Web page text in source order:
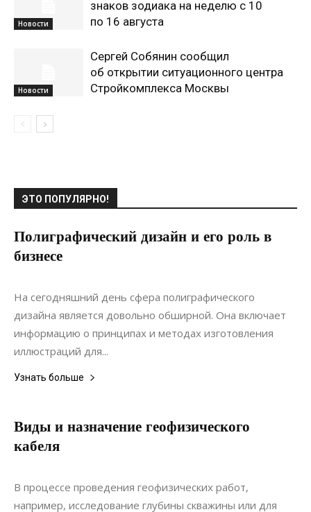
Новости
знаков зодиака на неделю с 10
по 16 августа
Новости
Сергей Собянин сообщил
об открытии ситуационного центра
Стройкомплекса Москвы
ЭТО ПОПУЛЯРНО!
Полиграфический дизайн и его роль в
бизнесе
18.07.2020
На сегодняшний день сфера полиграфического
дизайна является довольно обширной. Она включает
информацию о принципах и методах изготовления
иллюстраций для...
Узнать больше
Виды и назначение геофизического
кабеля
22.06.2022
В процессе проведения геофизических работ,
например, исследование глубины скважины или для